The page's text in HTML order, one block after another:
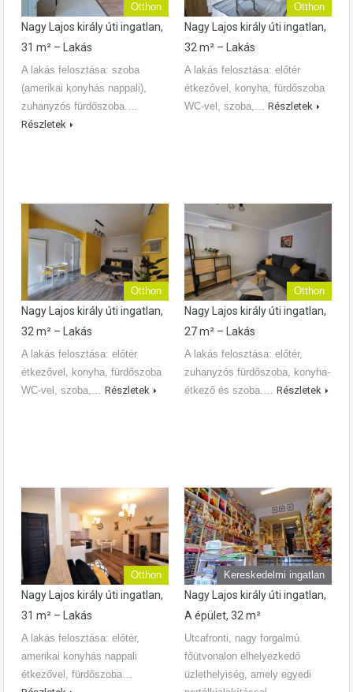
Otthon
Nagy Lajos király úti ingatlan,
31 m² – Lakás
A lakás felosztása: szoba
(amerikai konyhás nappali),
zuhanyzós fürdőszoba.…
Részletek
Otthon
Nagy Lajos király úti ingatlan,
32 m² – Lakás
A lakás felosztása: előtér
étkezővel, konyha, fürdőszoba
WC-vel, szoba,… Részletek
Otthon
Nagy Lajos király úti ingatlan,
32 m² – Lakás
A lakás felosztása: előtér
étkezővel, konyha, fürdőszoba
WC-vel, szoba,… Részletek
Otthon
Nagy Lajos király úti ingatlan,
27 m² – Lakás
A lakás felosztása: előtér,
zuhanyzós fürdőszoba, konyha-
étkező és szoba.… Részletek
Otthon
Nagy Lajos király úti ingatlan,
31 m² – Lakás
A lakás felosztása: előtér,
amerikai konyhás nappali
étkezővel, fürdőszoba…
Kereskedelmi ingatlan
Nagy Lajos király úti ingatlan,
A épület, 32 m²
Utcafronti, nagy forgalmú
főútvonalon elhelyezkedő
üzlethelyiség, amely egyedi